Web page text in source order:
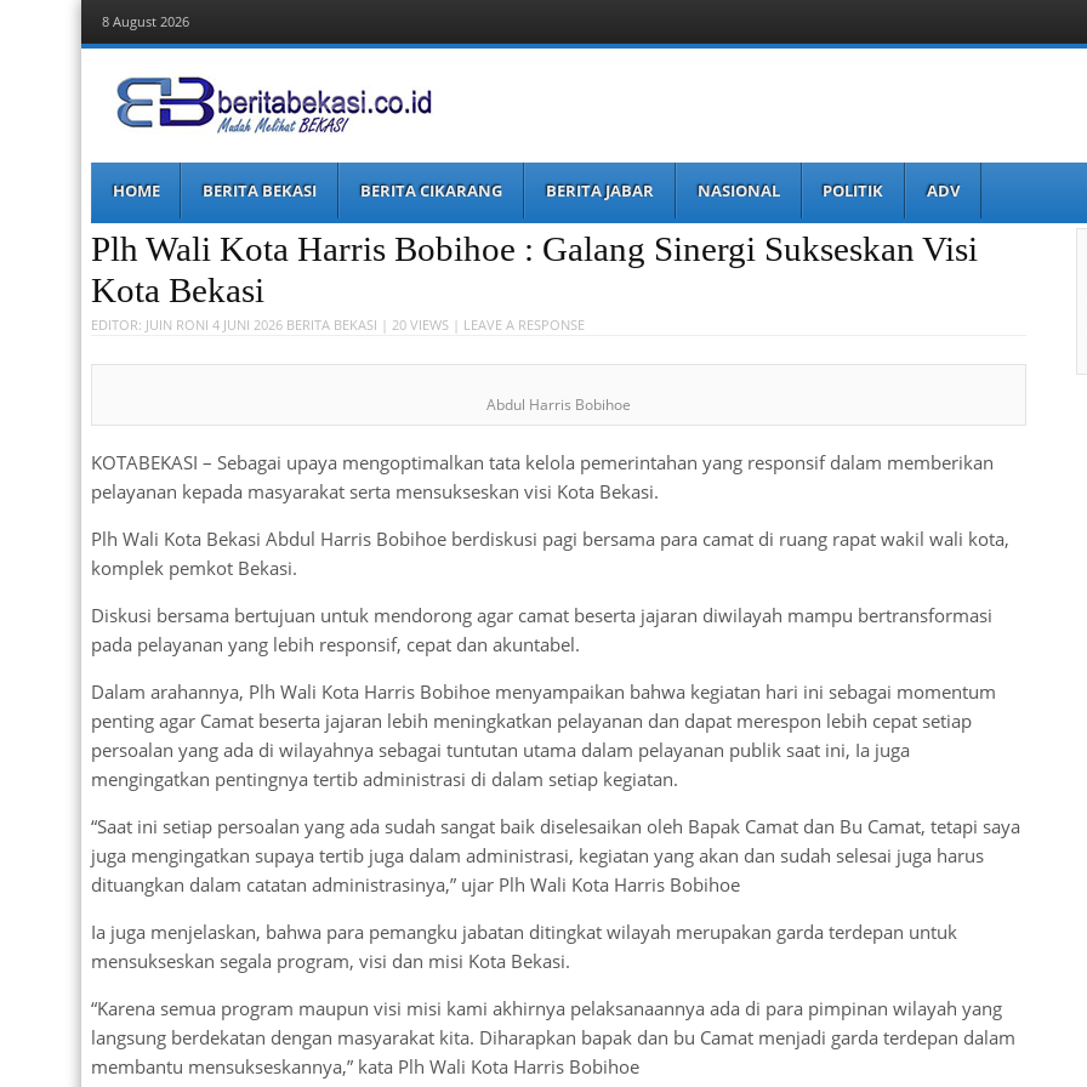
8 August 2026
Berita Bekasi
Mudah Melihat Bekasi
Menu
content
HOME BERITA BEKASI BERITA CIKARANG BERITA JABAR NASIONAL POLITIK ADV
Plh Wali Kota Harris Bobihoe : Galang Sinergi Sukseskan Visi
Kota Bekasi
EDITOR: JUIN RONI 4 JUNI 2026 BERITA BEKASI | 20 VIEWS | LEAVE A RESPONSE
Abdul Harris Bobihoe
KOTABEKASI – Sebagai upaya mengoptimalkan tata kelola pemerintahan yang responsif dalam memberikan
pelayanan kepada masyarakat serta mensukseskan visi Kota Bekasi.
Plh Wali Kota Bekasi Abdul Harris Bobihoe berdiskusi pagi bersama para camat di ruang rapat wakil wali kota,
komplek pemkot Bekasi.
Diskusi bersama bertujuan untuk mendorong agar camat beserta jajaran diwilayah mampu bertransformasi
pada pelayanan yang lebih responsif, cepat dan akuntabel.
Dalam arahannya, Plh Wali Kota Harris Bobihoe menyampaikan bahwa kegiatan hari ini sebagai momentum
penting agar Camat beserta jajaran lebih meningkatkan pelayanan dan dapat merespon lebih cepat setiap
persoalan yang ada di wilayahnya sebagai tuntutan utama dalam pelayanan publik saat ini, Ia juga
mengingatkan pentingnya tertib administrasi di dalam setiap kegiatan.
“Saat ini setiap persoalan yang ada sudah sangat baik diselesaikan oleh Bapak Camat dan Bu Camat, tetapi saya
juga mengingatkan supaya tertib juga dalam administrasi, kegiatan yang akan dan sudah selesai juga harus
dituangkan dalam catatan administrasinya,” ujar Plh Wali Kota Harris Bobihoe
Ia juga menjelaskan, bahwa para pemangku jabatan ditingkat wilayah merupakan garda terdepan untuk
mensukseskan segala program, visi dan misi Kota Bekasi.
“Karena semua program maupun visi misi kami akhirnya pelaksanaannya ada di para pimpinan wilayah yang
langsung berdekatan dengan masyarakat kita. Diharapkan bapak dan bu Camat menjadi garda terdepan dalam
membantu mensukseskannya,” kata Plh Wali Kota Harris Bobihoe